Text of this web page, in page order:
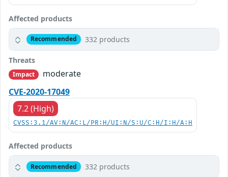
Affected products
Recommended 332 products
Threats
Impact
moderate
CVE-2020-17049
7.2 (High)
CVSS:3.1/AV:N/AC:L/PR:H/UI:N/S:U/C:H/I:H/A:H
Affected products
Recommended 332 products